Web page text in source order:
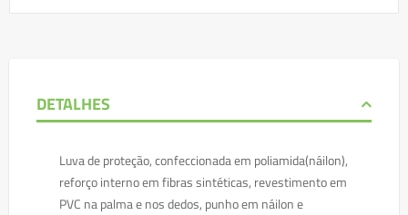
DETALHES
Luva de proteção, confeccionada em poliamida(náilon),
reforço interno em fibras sintéticas, revestimento em
PVC na palma e nos dedos, punho em náilon e